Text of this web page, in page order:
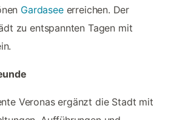
Gardaseeerreichen. Der
zu entspannten Tagen mit
Veronas ergänzt die Stadt mit